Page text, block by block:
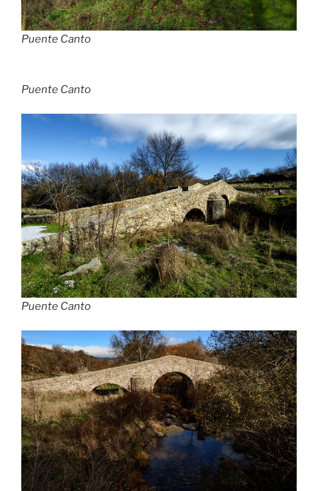
Puente Canto
Puente Canto
Puente Canto